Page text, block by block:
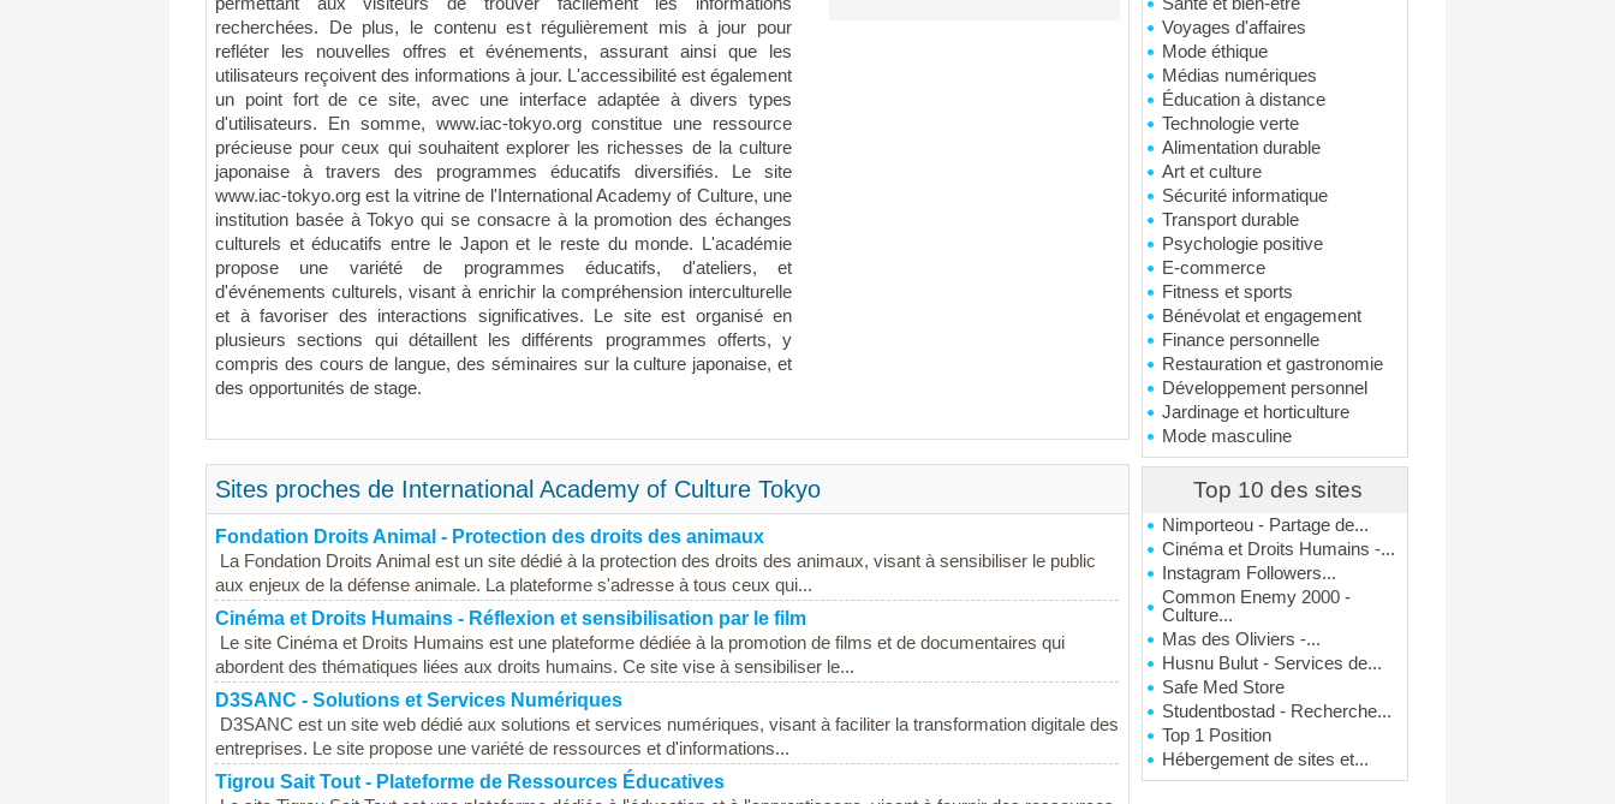
Voyages d'affaires
Mode éthique
Médias numériques
Éducation à distance
Technologie verte
Alimentation durable
Art et culture
Sécurité informatique
Transport durable
Psychologie positive
E-commerce
Fitness et sports
Bénévolat et engagement
Finance personnelle
Restauration et gastronomie
Développement personnel
Jardinage et horticulture
Mode masculine
Top 10 des sites
Nimporteou - Partage de...
Cinéma et Droits Humains -...
Instagram Followers...
Common Enemy 2000 -
Culture...
Mas des Oliviers -...
Husnu Bulut - Services de...
Safe Med Store
Studentbostad - Recherche...
Top 1 Position
Hébergement de sites et...
recherchées. De plus, le contenu est régulièrement mis à jour pour
refléter les nouvelles offres et événements, assurant ainsi que les
utilisateurs reçoivent des informations à jour. L'accessibilité est également
un point fort de ce site, avec une interface adaptée à divers types
d'utilisateurs. En somme, www.iac-tokyo.org constitue une ressource
précieuse pour ceux qui souhaitent explorer les richesses de la culture
japonaise à travers des programmes éducatifs diversifiés. Le site
www.iac-tokyo.org est la vitrine de l'International Academy of Culture, une
institution basée à Tokyo qui se consacre à la promotion des échanges
culturels et éducatifs entre le Japon et le reste du monde. L'académie
propose une variété de programmes éducatifs, d'ateliers, et
d'événements culturels, visant à enrichir la compréhension interculturelle
et à favoriser des interactions significatives. Le site est organisé en
plusieurs sections qui détaillent les différents programmes offerts, y
compris des cours de langue, des séminaires sur la culture japonaise, et
des opportunités de stage.
Sites proches de International Academy of Culture Tokyo
Fondation Droits Animal - Protection des droits des animaux
La Fondation Droits Animal est un site dédié à la protection des droits des animaux, visant à sensibiliser le public
aux enjeux de la défense animale. La plateforme s'adresse à tous ceux qui...
Cinéma et Droits Humains - Réflexion et sensibilisation par le film
Le site Cinéma et Droits Humains est une plateforme dédiée à la promotion de films et de documentaires qui
abordent des thématiques liées aux droits humains. Ce site vise à sensibiliser le...
D3SANC - Solutions et Services Numériques
D3SANC est un site web dédié aux solutions et services numériques, visant à faciliter la transformation digitale des
entreprises. Le site propose une variété de ressources et d'informations...
Tigrou Sait Tout - Plateforme de Ressources Éducatives